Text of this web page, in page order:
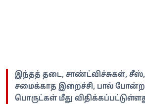
இந்தத் தடை, சாண்ட்விச்சுகள்,
சமைக்காத இறைச்சி, பால்
பொருட்கள் மீது